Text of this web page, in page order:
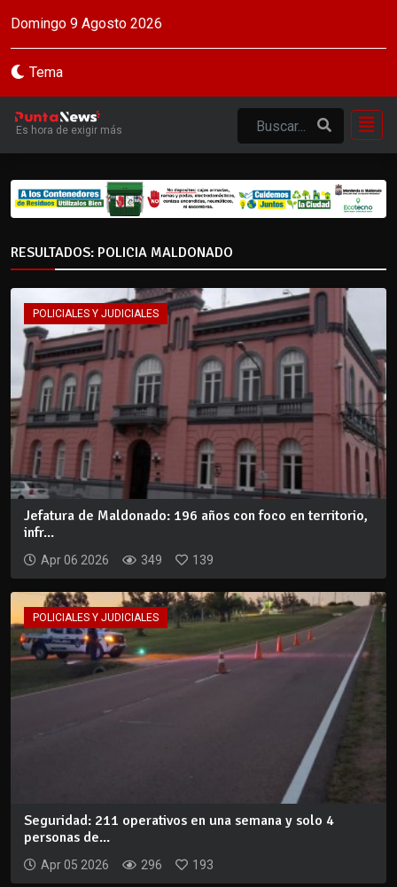
Domingo 9 Agosto 2026
Tema
Es hora de exigir más
RESULTADOS: POLICIA MALDONADO
POLICIALES Y JUDICIALES
Jefatura de Maldonado: 196 años con foco en territorio,
infr...
Apr 06 2026 349 139
POLICIALES Y JUDICIALES
Seguridad: 211 operativos en una semana y solo 4
personas de...
Apr 05 2026 296 193